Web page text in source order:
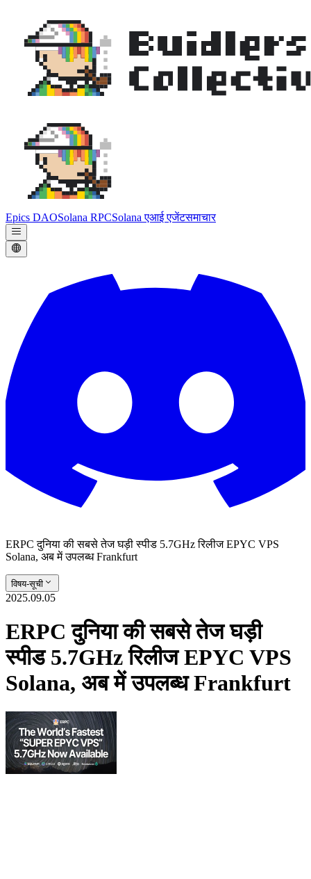
Epics DAOSolana RPCSolana एआई एजेंटसमाचार
ERPC दुनिया की सबसे तेज घड़ी स्पीड 5.7GHz रिलीज EPYC VPS
Solana, अब में उपलब्ध Frankfurt
विषय-सूची
2025.09.05
ERPC दुनिया की सबसे तेज घड़ी
स्पीड 5.7GHz रिलीज EPYC VPS
Solana, अब में उपलब्ध Frankfurt